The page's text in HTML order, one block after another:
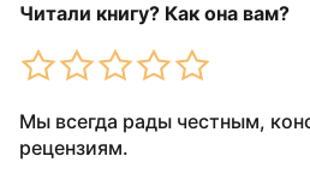
Читали книгу? Как она вам?
Мы всегда рады честным,
рецензиям.